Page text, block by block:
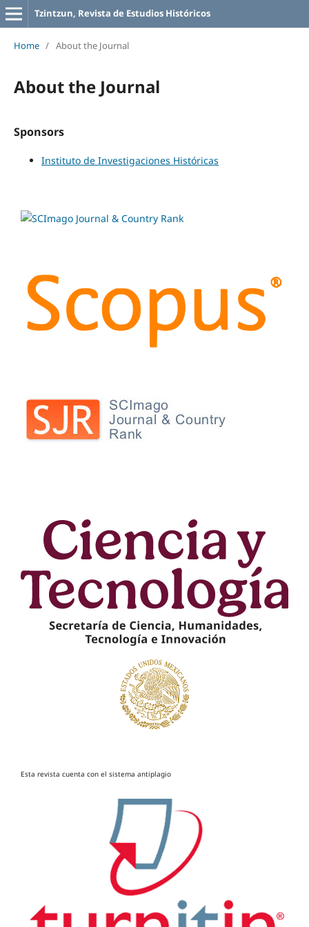
Tzintzun, Revista de Estudios Históricos
Home / About the Journal
About the Journal
Sponsors
Instituto de Investigaciones Históricas
Esta revista cuenta con el sistema antiplagio